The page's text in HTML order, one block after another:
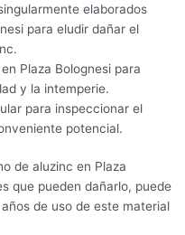
elaborados
para eludir dañar el
Plaza Bolognesi para
y la intemperie.
para inspeccionar el
potencial.
de aluzinc en Plaza
que pueden dañarlo, puede
de uso de este material